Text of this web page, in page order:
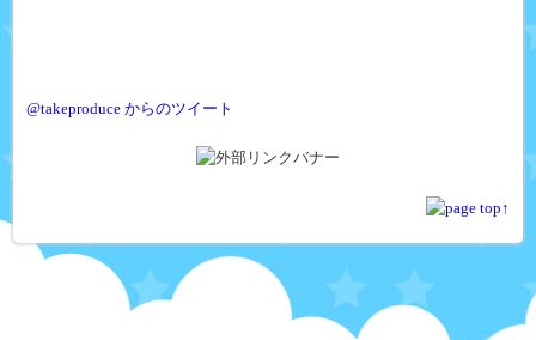
@takeproduce からのツイート